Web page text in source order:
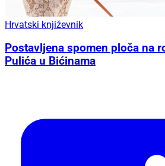
Hrvatski književnik
Postavljena spomen ploča na
Pulića u Bićinama